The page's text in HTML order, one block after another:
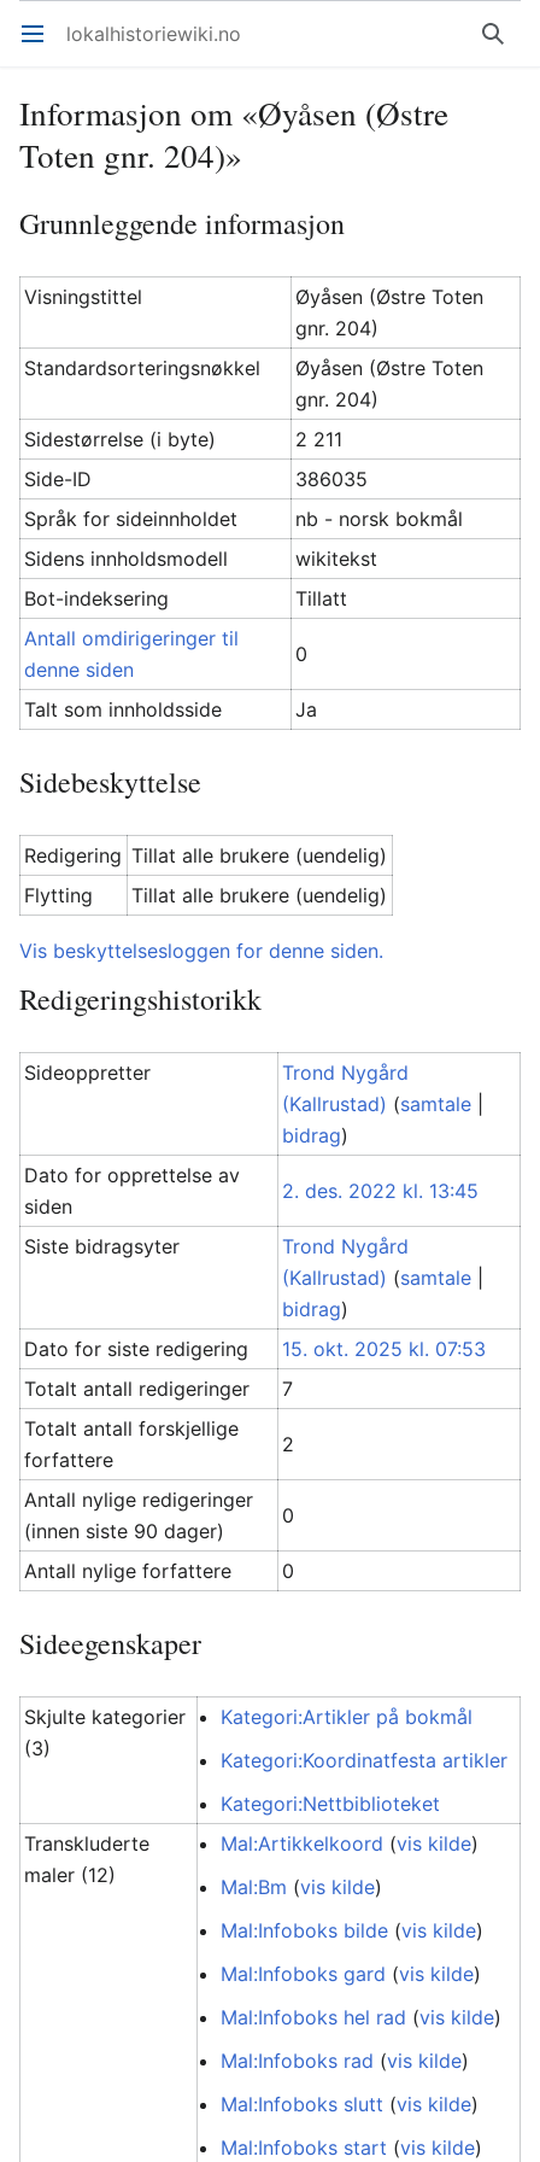
Åpne hovedmenyen lokalhistoriewiki.no Søk
Informasjon om «Øyåsen (Østre
Toten gnr. 204)»
Grunnleggende informasjon
Visningstittel
Øyåsen (Østre Toten
gnr. 204)
Standardsorteringsnøkkel
Øyåsen (Østre Toten
gnr. 204)
Sidestørrelse (i byte)
2 211
Side-ID
386035
Språk for sideinnholdet
nb - norsk bokmål
Sidens innholdsmodell
wikitekst
Bot-indeksering
Tillatt
Antall omdirigeringer til
denne siden
0
Talt som innholdsside Ja
Sidebeskyttelse
Redigering Tillat alle brukere (uendelig)
Flytting
Tillat alle brukere (uendelig)
Vis beskyttelsesloggen for denne siden.
Redigeringshistorikk
Sideoppretter
Trond Nygård
(Kallrustad) (samtale
bidrag)
Dato for opprettelse av
siden
2. des. 2022 kl. 13:45
Siste bidragsyter
Trond Nygård
(Kallrustad) (samtale
bidrag)
Dato for siste redigering
15. okt. 2025 kl. 07:53
Totalt antall redigeringer
7
Totalt antall forskjellige
forfattere
2
Antall nylige redigeringer
(innen siste 90 dager)
0
Antall nylige forfattere 0
Sideegenskaper
Skjulte kategorier
(3)
Kategori:Artikler på bokmål
Kategori:Koordinatfesta artikler
Kategori:Nettbiblioteket
Transkluderte
maler (12)
Mal:Artikkelkoord (vis kilde)
Mal:Bm (vis kilde)
Mal:Infoboks bilde (vis kilde)
Mal:Infoboks gard (vis kilde)
Mal:Infoboks hel rad (vis kilde)
Mal:Infoboks rad (vis kilde)
Mal:Infoboks slutt (vis kilde)
Mal:Infoboks start (vis kilde)